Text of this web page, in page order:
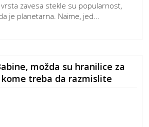
zavesa stekle su popularnost,
je planetarna. Naime, jed...
možda su hranilice za
treba da razmislite